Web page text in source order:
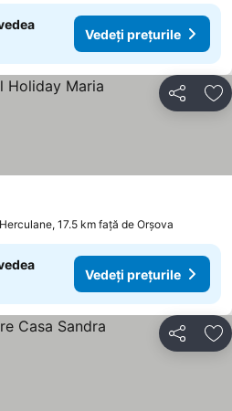
Vedeți prețurile
Distribuiți
17.5 km faţă de Orşova
Vedeți prețurile
Distribuiți